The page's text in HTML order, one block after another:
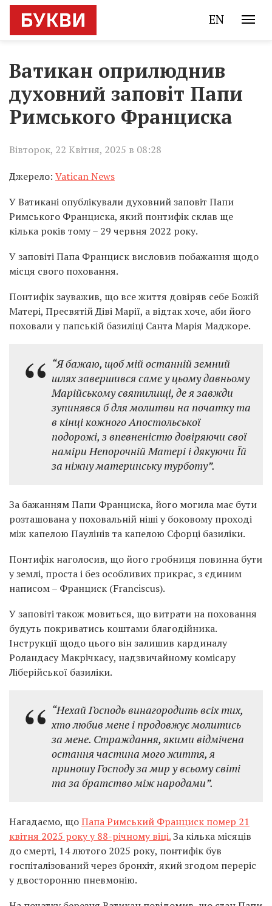
EN
Ватикан оприлюднив
духовний заповіт Папи
Римського Франциска
Вівторок, 22 Квітня, 2025 в 08:28
Джерело: Vatican News
У Ватикані опублікували духовний заповіт Папи
Римського Франциска, який понтифік склав ще
кілька років тому – 29 червня 2022 року.
У заповіті Папа Франциск висловив побажання щодо
місця свого поховання.
Понтифік зауважив, що все життя довіряв себе Божій
Матері, Пресвятій Діві Марії, а відтак хоче, аби його
поховали у папській базиліці Санта Марія Маджоре.
“Я бажаю, щоб мій останній земний
шлях завершився саме у цьому давньому
Марійському святилищі, де я завжди
зупинявся б для молитви на початку та
в кінці кожного Апостольської
подорожі, з впевненістю довіряючи свої
наміри Непорочній Матері і дякуючи Їй
за ніжну материнську турботу”.
За бажанням Папи Франциска, його могила має бути
розташована у поховальній ніші у боковому проході
між капелою Паулінів та капелою Сфорці базиліки.
Понтифік наголосив, що його гробниця повинна бути
у землі, проста і без особливих прикрас, з єдиним
написом – Франциск (Franciscus).
У заповіті також мовиться, що витрати на поховання
будуть покриватись коштами благодійника.
Інструкції щодо цього він залишив кардиналу
Роландасу Макрічкасу, надзвичайному комісару
Ліберійської базиліки.
“Нехай Господь винагородить всіх тих,
хто любив мене і продовжує молитись
за мене. Страждання, якими відмічена
остання частина мого життя, я
приношу Господу за мир у всьому світі
та за братство між народами”.
Нагадаємо, щоПапа Римський Франциск помер 21
квітня 2025 року у 88-річному віці.За кілька місяців
до смерті, 14 лютого 2025 року, понтифік був
госпіталізований через бронхіт, який згодом переріс
у двосторонню пневмонію.